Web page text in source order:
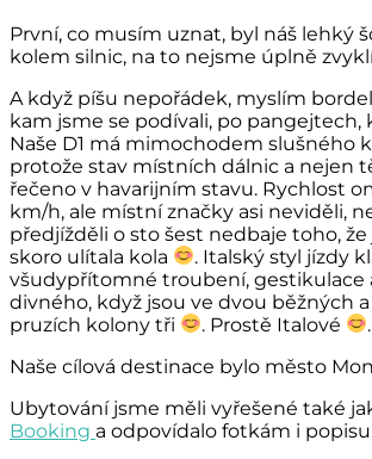
První, co musím uznat, byl náš lehký
kolem silnic, na to nejsme úplně
A když píšu nepořádek, myslím
kam jsme se podívali, po pangejtech,
Naše D1 má mimochodem slušného
protože stav místních dálnic a nejen
řečeno v havarijním stavu. Rychlost
km/h, ale místní značky asi neviděli,
předjížděli o sto šest nedbaje toho,
skoro ulítala kola
. Italský styl jízdy
všudypřítomné troubení, gestikulace
divného, když jsou ve dvou běžných
pruzích kolony tři
. Prostě Italové
.
Naše cílová destinace bylo město
Ubytování jsme měli vyřešené také
Booking a odpovídalo fotkám i